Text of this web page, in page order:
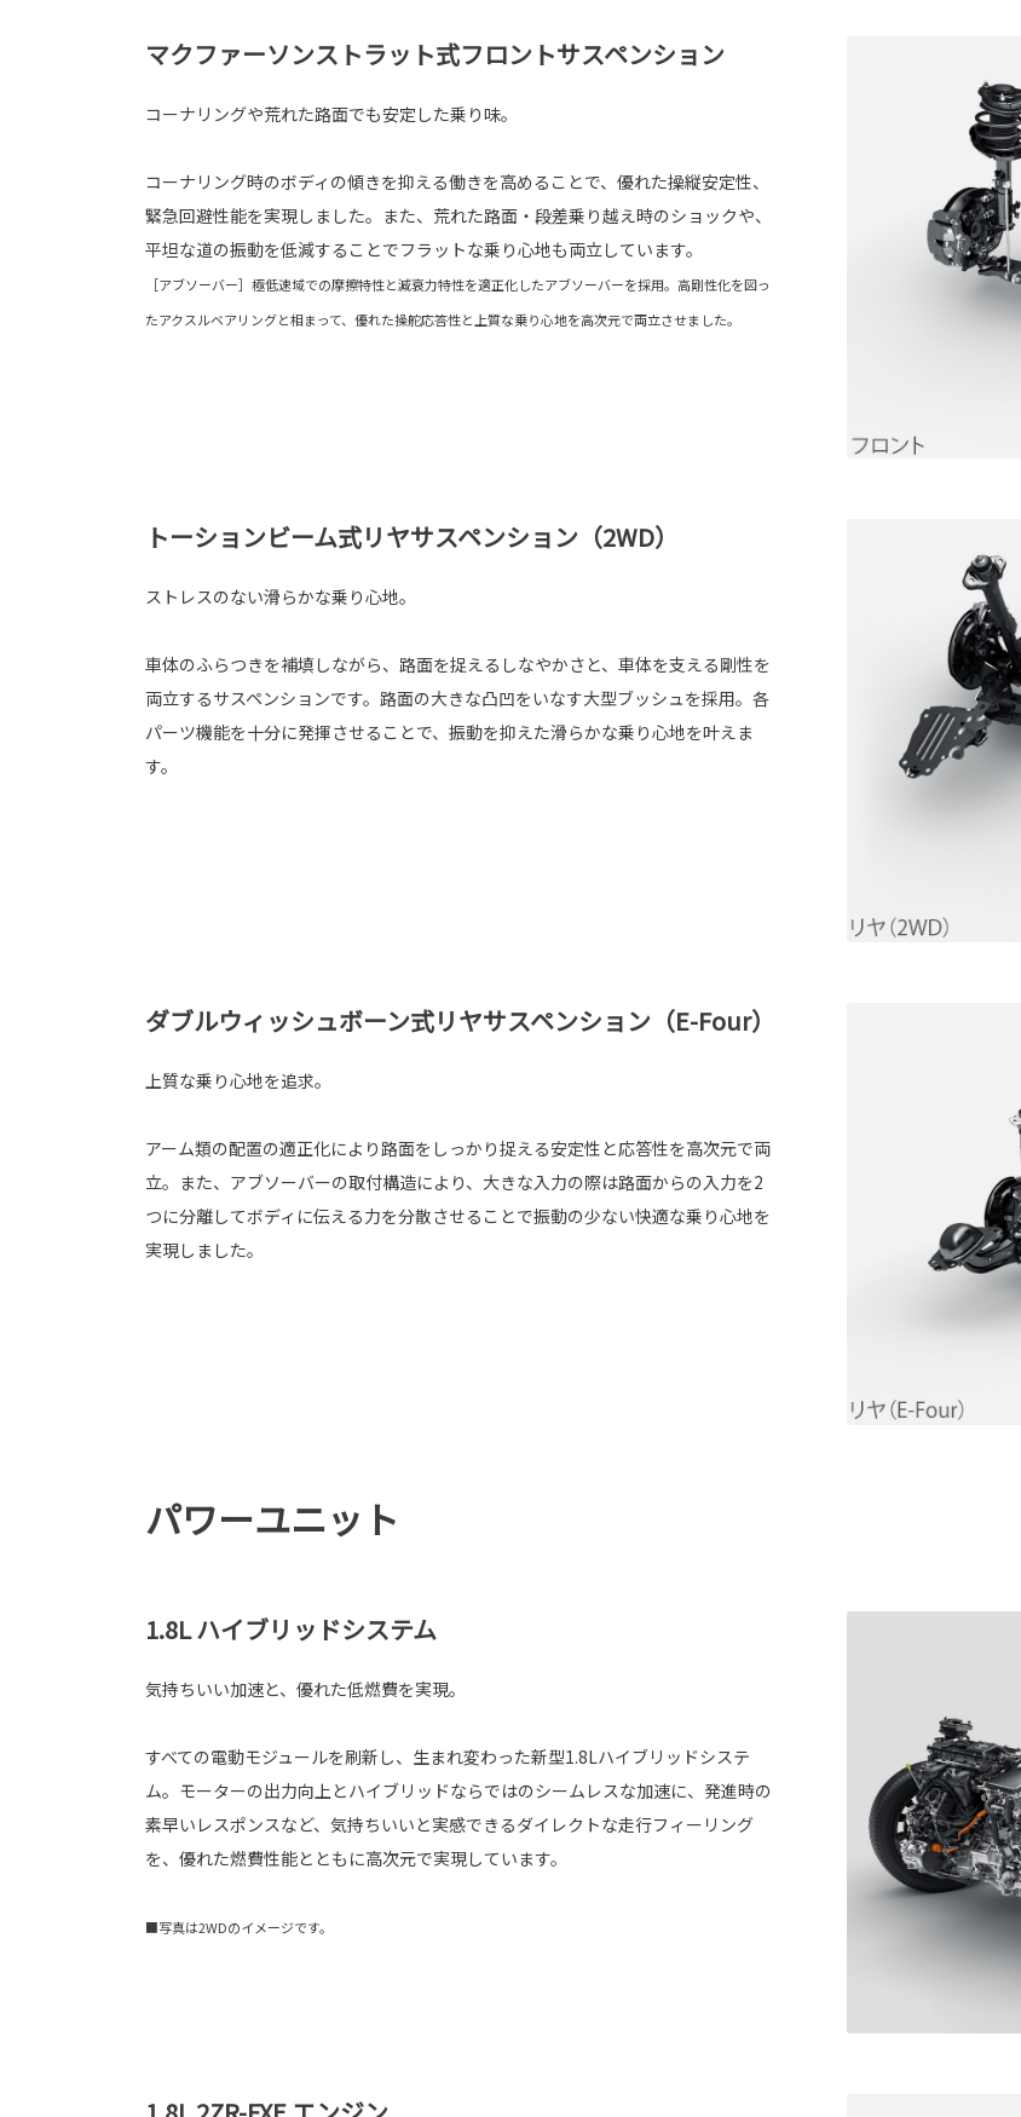
マクファーソンストラット式フロントサスペンション
コーナリングや荒れた路面でも安定した乗り味。
コーナリング時のボディの傾きを抑える働きを高めることで、優れた操縦安定性、
緊急回避性能を実現しました。また、荒れた路面・段差乗り越え時のショックや、
平坦な道の振動を低減することでフラットな乗り心地も両立しています。
［アブソーバー］極低速域での摩擦特性と減衰力特性を適正化したアブソーバーを採用。高剛性化を図っ
たアクスルベアリングと相まって、優れた操舵応答性と上質な乗り心地を高次元で両立させました。
トーションビーム式リヤサスペンション（2WD）
ストレスのない滑らかな乗り心地。
車体のふらつきを補填しながら、路面を捉えるしなやかさと、車体を支える剛性を
両立するサスペンションです。路面の大きな凸凹をいなす大型ブッシュを採用。各
パーツ機能を十分に発揮させることで、振動を抑えた滑らかな乗り心地を叶えま
す。
ダブルウィッシュボーン式リヤサスペンション（E-Four）
上質な乗り心地を追求。
アーム類の配置の適正化により路面をしっかり捉える安定性と応答性を高次元で両
立。また、アブソーバーの取付構造により、大きな入力の際は路面からの入力を2
つに分離してボディに伝える力を分散させることで振動の少ない快適な乗り心地を
実現しました。
パワーユニット
1.8L ハイブリッドシステム
気持ちいい加速と、優れた低燃費を実現。
すべての電動モジュールを刷新し、生まれ変わった新型1.8Lハイブリッドシステ
ム。モーターの出力向上とハイブリッドならではのシームレスな加速に、発進時の
素早いレスポンスなど、気持ちいいと実感できるダイレクトな走行フィーリング
を、優れた燃費性能とともに高次元で実現しています。
■写真は2WDのイメージです。